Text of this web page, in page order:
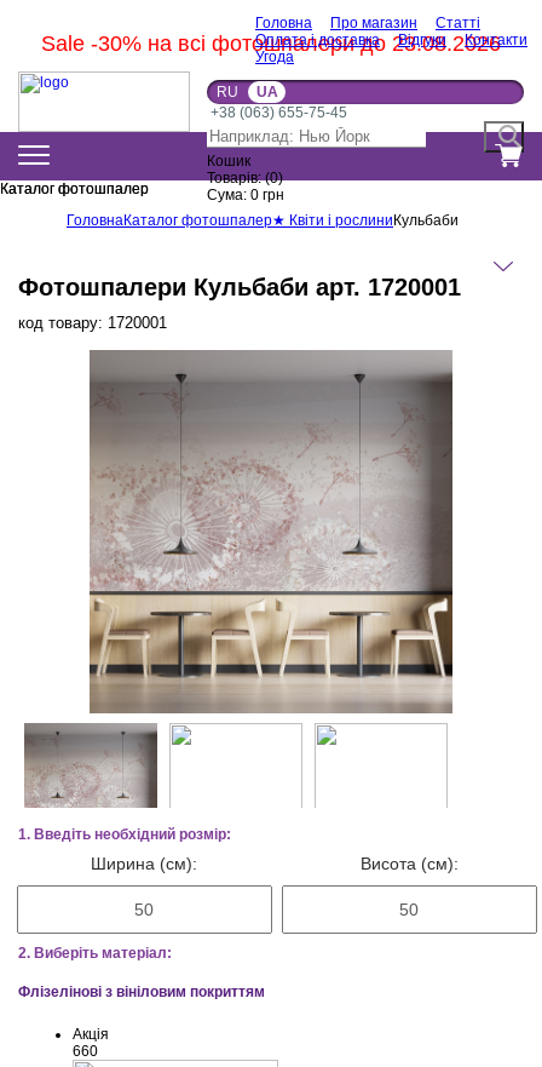
Sale -30% на всі фотошпалери до 23.08.2026
Головна Про магазин
Статті
Оплата і доставка
Відгуки
Контакти
Угода
RU
UA
+38 (063) 655-75-45
Кошик
Товарів:(0)
Сума: 0 грн
Каталог фотошпалер
Каталог фотошпалер
ГоловнаКаталог фотошпалер★ Квіти і рослини Кульбаби
Фотошпалери Кульбаби арт. 1720001
код товару: 1720001
1. Введіть необхідний розмір:
Ширина (см): Висота (см):
2. Виберіть матеріал:
Флізелінові з вініловим покриттям
Акція
660